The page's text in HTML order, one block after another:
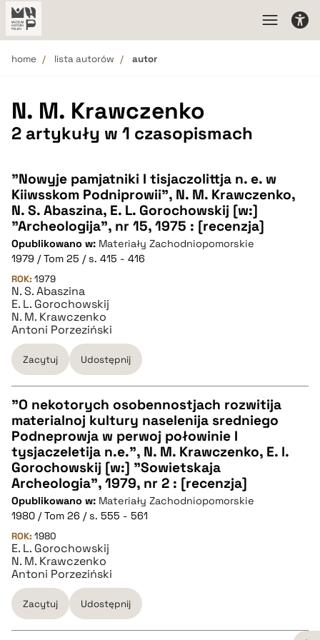
home lista autorów autor
N. M. Krawczenko
2 artykuły w 1 czasopismach
"Nowyje pamjatniki I tisjaczolittja n. e. w
Kiiwsskom Podniprowii", N. M. Krawczenko,
N. S. Abaszina, E. L. Gorochowskij [w:]
"Archeologija", nr 15, 1975 : [recenzja]
Opublikowano w: Materiały Zachodniopomorskie
1979 / Tom 25 / s. 415 - 416
ROK: 1979
N. S. Abaszina
E. L. Gorochowskij
N. M. Krawczenko
Antoni Porzeziński
Zacytuj Udostępnij
CZYSTY TEKST
pobierz cytat
BIBTEX
pobierz cytat
"O nekotorych osobennostjach rozwitija
materialnoj kultury naselenija sredniego
Podneprowja w perwoj połowinie I
tysjaczeletija n.e.", N. M. Krawczenko, E. l.
Gorochowskij [w:] "Sowietskaja
Archeologia", 1979, nr 2 : [recenzja]
Opublikowano w: Materiały Zachodniopomorskie
1980 / Tom 26 / s. 555 - 561
ROK: 1980
E. L. Gorochowskij
N. M. Krawczenko
Antoni Porzeziński
Zacytuj Udostępnij